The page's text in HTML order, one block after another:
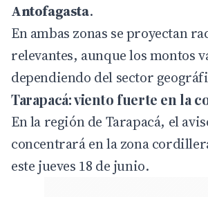
Antofagasta.
En ambas zonas se proyectan
relevantes, aunque los montos
dependiendo del sector
Tarapacá: viento fuerte en la
En la región de Tarapacá, el
concentrará en la zona
este jueves 18 de junio.